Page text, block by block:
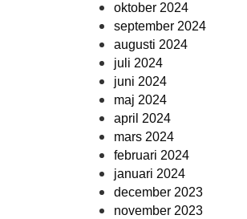
oktober 2024
september 2024
augusti 2024
juli 2024
juni 2024
maj 2024
april 2024
mars 2024
februari 2024
januari 2024
december 2023
november 2023